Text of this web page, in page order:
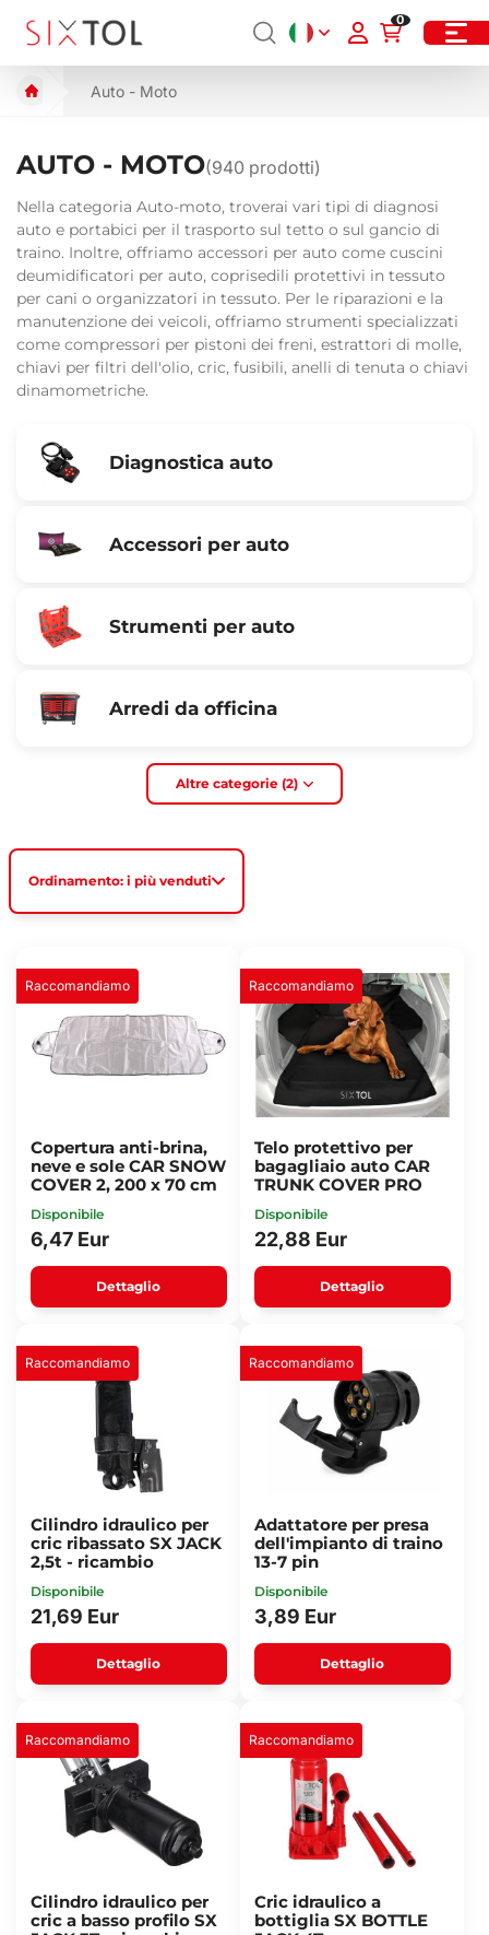
0
Auto - Moto
AUTO - MOTO(940 prodotti)
Nella categoria Auto-moto, troverai vari tipi di diagnosi
auto e portabici per il trasporto sul tetto o sul gancio di
traino. Inoltre, offriamo accessori per auto come cuscini
deumidificatori per auto, coprisedili protettivi in tessuto
per cani o organizzatori in tessuto. Per le riparazioni e la
manutenzione dei veicoli, offriamo strumenti specializzati
come compressori per pistoni dei freni, estrattori di molle,
chiavi per filtri dell'olio, cric, fusibili, anelli di tenuta o chiavi
dinamometriche.
Diagnostica auto
Accessori per auto
Strumenti per auto
Arredi da officina
Altre categorie (2)
Ordinamento: i più venduti
Raccomandiamo
Copertura anti-brina,
neve e sole CAR SNOW
COVER 2, 200 x 70 cm
Disponibile
6,47 Eur
Dettaglio
Raccomandiamo
Telo protettivo per
bagagliaio auto CAR
TRUNK COVER PRO
Disponibile
22,88 Eur
Dettaglio
Raccomandiamo
Cilindro idraulico per
cric ribassato SX JACK
2,5t - ricambio
Disponibile
21,69 Eur
Dettaglio
Raccomandiamo
Adattatore per presa
dell'impianto di traino
13-7 pin
Disponibile
3,89 Eur
Dettaglio
Raccomandiamo
Cilindro idraulico per
cric a basso profilo SX
Raccomandiamo
Cric idraulico a
bottiglia SX BOTTLE